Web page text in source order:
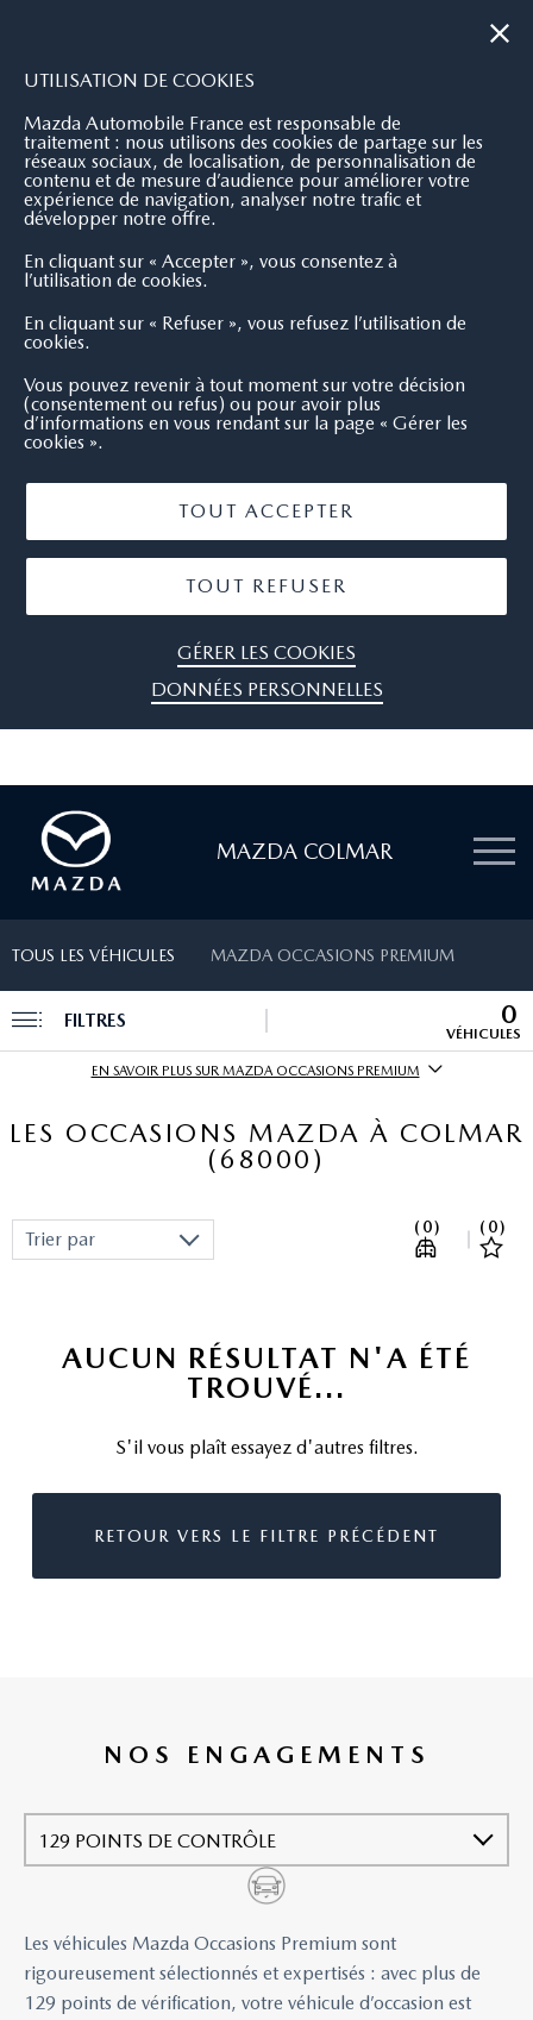
UTILISATION DE COOKIES
Mazda Automobile France est responsable de
traitement : nous utilisons des cookies de partage sur les
réseaux sociaux, de localisation, de personnalisation de
contenu et de mesure d’audience pour améliorer votre
expérience de navigation, analyser notre trafic et
développer notre offre.
En cliquant sur « Accepter », vous consentez à
l’utilisation de cookies.
En cliquant sur « Refuser », vous refusez l’utilisation de
cookies.
Vous pouvez revenir à tout moment sur votre décision
(consentement ou refus) ou pour avoir plus
d’informations en vous rendant sur la page « Gérer les
cookies ».
TOUT ACCEPTER
TOUT REFUSER
GÉRER LES COOKIES
DONNÉES PERSONNELLES
MAZDA COLMAR
TOUS LES VÉHICULES MAZDA OCCASIONS PREMIUM
FILTRES 0
VÉHICULES
CATÉGORIE
MARQUE/MODÈLE
MOTORISATION
OCCASIONS PREMIUM
EN SAVOIR PLUS SUR MAZDA OCCASIONS PREMIUM
LES OCCASIONS MAZDA À COLMAR
(68000)
Trier par (0) (0)
AUCUN RÉSULTAT N'A ÉTÉ
TROUVÉ...
S'il vous plaît essayez d'autres filtres.
RETOUR VERS LE FILTRE PRÉCÉDENT
NOS ENGAGEMENTS
129 POINTS DE CONTRÔLE
Les véhicules Mazda Occasions Premium sont
rigoureusement sélectionnés et expertisés : avec plus de
129 points de vérification, votre véhicule d’occasion est